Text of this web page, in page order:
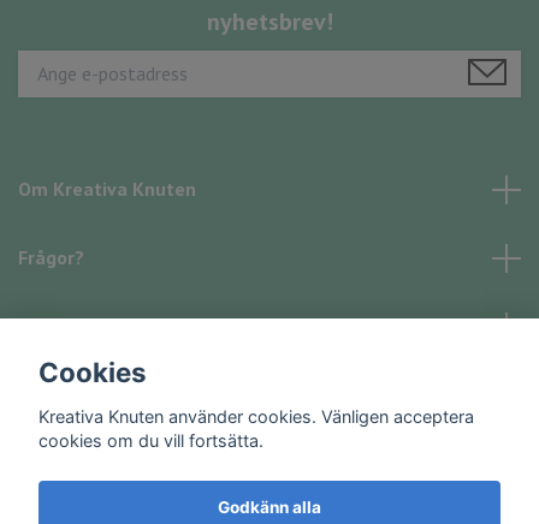
nyhetsbrev!
Om Kreativa Knuten
Frågor?
Läs mer
Cookies
Kreativa Knuten använder cookies. Vänligen acceptera
cookies om du vill fortsätta.
Godkänn alla